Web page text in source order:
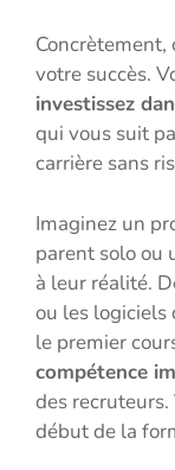
votre succès.
investissez
qui vous suit
carrière sans
Imaginez un
parent solo ou
à leur réalité.
ou les logiciels
le premier
compétence
des
début de la